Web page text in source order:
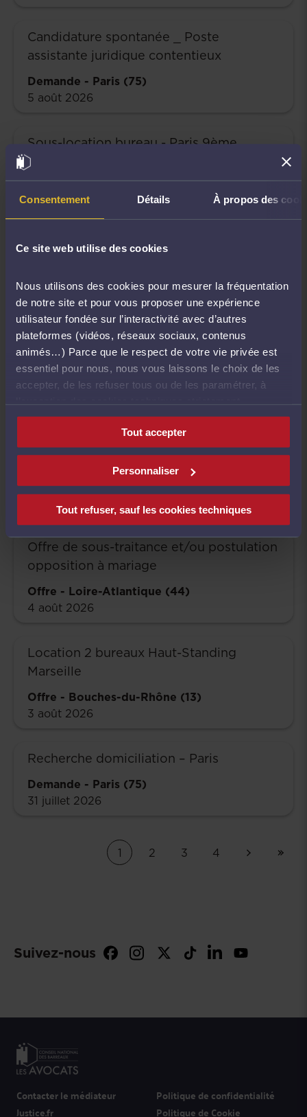
Consentement Détails À propos des
Ce site web utilise des cookies
Nous utilisons des cookies pour mesurer la fréquentation
de notre site et pour vous proposer une expérience
utilisateur fondée sur l’interactivité avec d’autres
plateformes (vidéos, réseaux sociaux, contenus
animés…) Parce que le respect de votre vie privée est
essentiel pour nous, nous vous laissons le choix de les
accepter, de les refuser tous ou de les paramétrer, à
nécessaires au fonctionnement du site.
Tout accepter
Personnaliser
Tout refuser, sauf les cookies techniques
Candidature spontanée _ Poste
assistante juridique contentieux
Demande - Paris (75)
5 août 2026
Sous-location bureau - Paris 9ème
Offre
4 août 2026
Offre-Rhône (69)
CHERCHE A EFFECTUER DE LA SOUS
TRAITANCE
Offre -
Bouches-du-Rhône (13)
4 août 2026
RECRUTEMENT AVOCAT
COLLABORATEUR (H/F) à
MONTPELLIER - Activité judiciaire
Offre-Hérault (34)
Offre de sous-traitance et/ou postulation
opposition à mariage
Offre - Loire-Atlantique (44)
4 août 2026
Location 2 bureaux Haut-Standing
Marseille
Offre - Bouches-du-Rhône (13)
3 août 2026
Recherche domiciliation – Paris
Demande - Paris (75)
31 juillet 2026
1 2 3 4
Suivez-nous
Contacter le médiateur
Justice.fr
Politique de confidentialité
Politique de Cookie